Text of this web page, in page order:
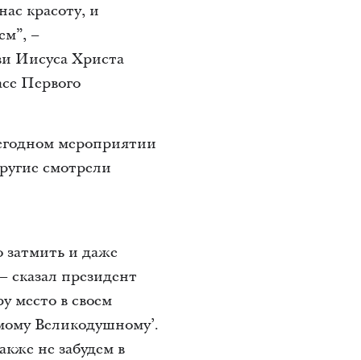
красоту, и
–
Иисуса Христа
Первого
мероприятии
смотрели
затмить и даже
сказал президент
место в своем
Великодушному’.
не забудем в